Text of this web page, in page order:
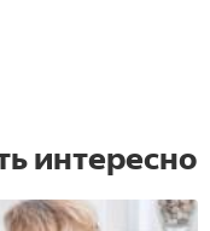
интересно